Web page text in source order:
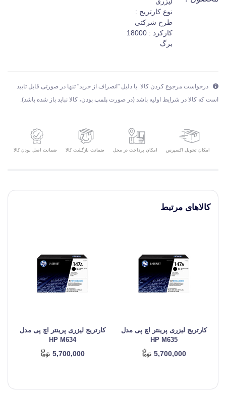
نوع کارتریج :
طرح شرکتی
کارکرد : 18000
برگ
درخواست مرجوع کردن کالا با دلیل "انصراف از خرید" تنها در صورتی قابل تایید
است که کالا در شرایط اولیه باشد (در صورت پلمپ بودن، کالا نباید باز شده باشد).
امکان تحویل اکسپرس امکان پرداخت در محل ضمانت بازگشت کالا ضمانت اصل بودن کالا
کالاهای مرتبط
کارتریج لیزری پرینتر اچ پی مدل
HP M635
5,700,000
کارتریج لیزری پرینتر اچ پی مدل
HP M634
5,700,000